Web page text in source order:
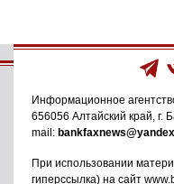
Информационное
656056 Алтайский край, г.
mail:
При использовании
гиперссылка) на сайт